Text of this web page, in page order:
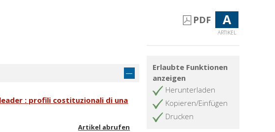
: profili costituzionali di una
Artikel abrufen
PDF A
ARTIKEL
Erlaubte Funktionen
anzeigen
Herunterladen
Kopieren/Einfügen
Drucken